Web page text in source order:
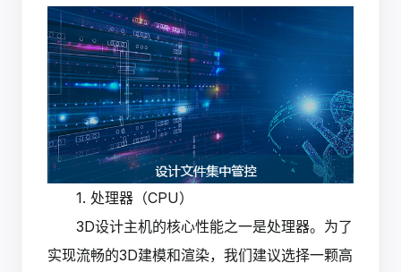
1. 处理器（CPU）
3D设计主机的核心性能之一是处理器。为了
实现流畅的3D建模和渲染，我们建议选择一颗高